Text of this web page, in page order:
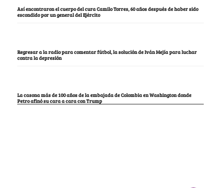
Así encontraron el cuerpo del cura Camilo Torres, 60 años después de haber sido
escondido por un general del Ejército
Regresar a la radio para comentar fútbol, la solución de Iván Mejía para luchar
contra la depresión
La casona más de 100 años de la embajada de Colombia en Washington donde
Petro afinó su cara a cara con Trump